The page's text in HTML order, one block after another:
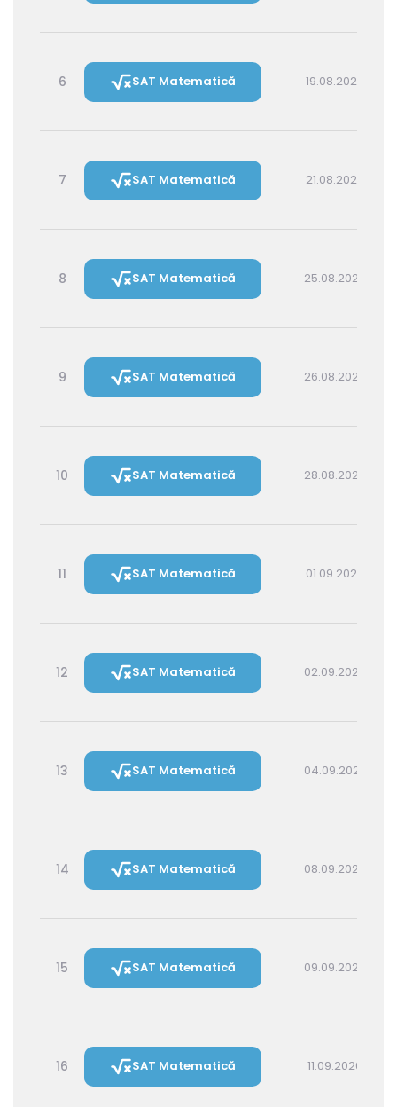
6 SAT Matematică 19.08.2026 14:30
7 SAT Matematică 21.08.2026 16:00
8 SAT Matematică 25.08.2026 16:00
9 SAT Matematică 26.08.2026 14:30
10 SAT Matematică 28.08.2026 16:00
11 SAT Matematică 01.09.2026 16:00
12 SAT Matematică 02.09.2026 14:30
13 SAT Matematică 04.09.2026 16:00
14 SAT Matematică 08.09.2026 16:00
15 SAT Matematică 09.09.2026 14:30
16 SAT Matematică 11.09.2026 16:00